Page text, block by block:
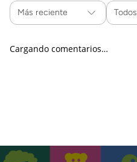
Más reciente Todos
Cargando comentarios…